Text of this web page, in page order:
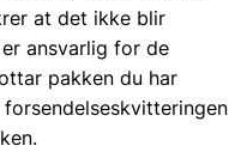
at det ikke blir
ansvarlig for de
pakken du har